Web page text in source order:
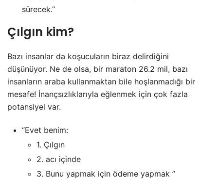
sürecek.”
Çılgın kim?
Bazı insanlar da koşucuların biraz delirdiğini
düşünüyor. Ne de olsa, bir maraton 26.2 mil, bazı
insanların araba kullanmaktan bile hoşlanmadığı bir
mesafe! İnançsızlıklarıyla eğlenmek için çok fazla
potansiyel var.
“Evet benim:
1. Çılgın
2. acı içinde
3. Bunu yapmak için ödeme yapmak ”